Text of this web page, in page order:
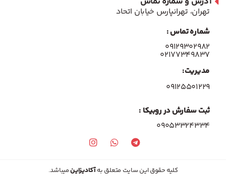
تهران، تهرانپارس خیابان اتحاد
شماره تماس :
۰۹۱۲۹۳۰۲۹۸۲
۰۲۱۷۷۳۴۹۸۳۷
مدیریت:
۰۹۱۲۵۵۰۱۲۲۹
ثبت سفارش در روبیکا :
09053324334
کلیه حقوق این سایت متعلق بهآکادیزاینمیباشد.